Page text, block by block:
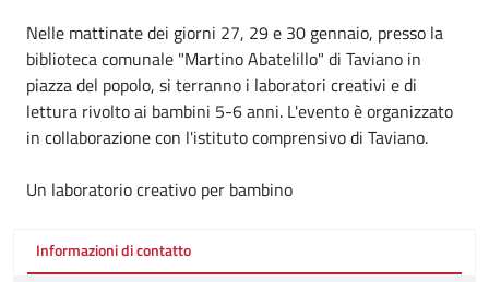
Nelle mattinate dei giorni 27, 29 e 30 gennaio, presso la
biblioteca comunale "Martino Abatelillo" di Taviano in
piazza del popolo, si terranno i laboratori creativi e di
lettura rivolto ai bambini 5-6 anni. L'evento è organizzato
in collaborazione con l'istituto comprensivo di Taviano.
Un laboratorio creativo per bambino
Informazioni di contatto